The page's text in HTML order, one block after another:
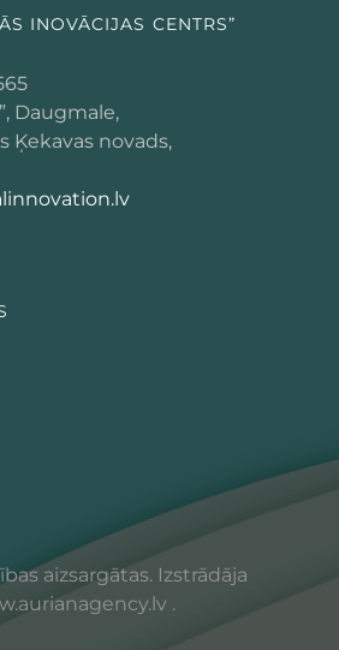
INOVĀCIJAS CENTRS”
Daugmale,
Ķekavas novads,
aizsargātas. Izstrādāja
.